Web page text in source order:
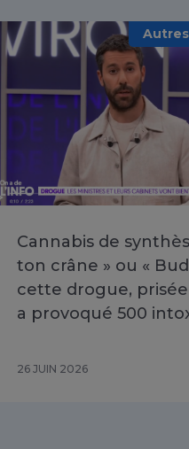
Cannabis de
ton crâne » ou «
cette drogue,
a provoqué 500
26 JUIN 2026